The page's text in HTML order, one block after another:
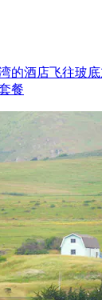
的酒店飞往玻
餐